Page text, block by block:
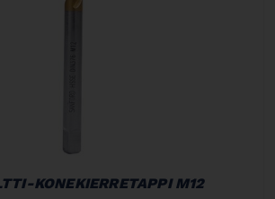
KONEKIERRETAPPI M12